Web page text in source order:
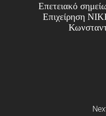
Επετειακό
Επιχείρηση